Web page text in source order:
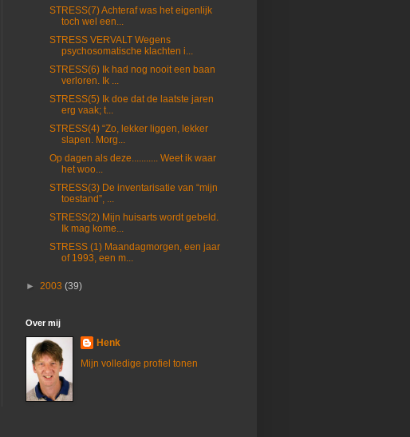
STRESS(7) Achteraf was het eigenlijk
toch wel een...
STRESS VERVALT Wegens
psychosomatische klachten i...
STRESS(6) Ik had nog nooit een baan
verloren. Ik ...
STRESS(5) Ik doe dat de laatste jaren
erg vaak; t...
STRESS(4) “Zo, lekker liggen, lekker
slapen. Morg...
Op dagen als deze........... Weet ik waar
het woo...
STRESS(3) De inventarisatie van “mijn
toestand”, ...
STRESS(2) Mijn huisarts wordt gebeld.
Ik mag kome...
STRESS (1) Maandagmorgen, een jaar
of 1993, een m...
► 2003 (39)
Over mij
Henk
Mijn volledige profiel tonen